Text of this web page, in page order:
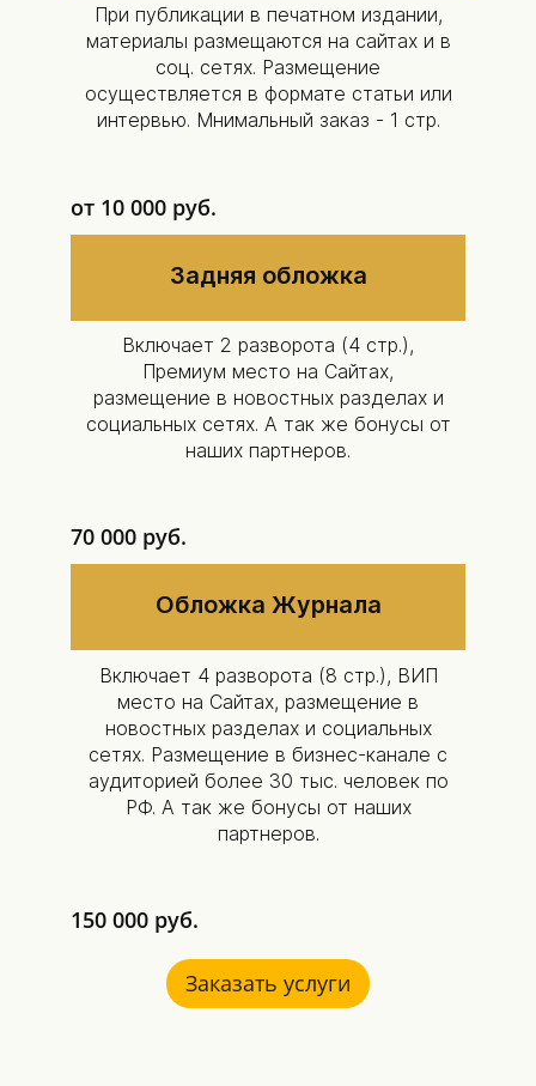
При публикации в печатном издании,
материалы размещаются на сайтах и в
соц. сетях. Размещение
осуществляется в формате статьи или
интервью. Мнимальный заказ - 1 стр.
от 10 000 руб.
Задняя обложка
Включает 2 разворота (4 стр.),
Премиум место на Сайтах,
размещение в новостных разделах и
социальных сетях. А так же бонусы от
наших партнеров.
70 000 руб.
Обложка Журнала
Включает 4 разворота (8 стр.), ВИП
место на Сайтах, размещение в
новостных разделах и социальных
сетях. Размещение в бизнес-канале с
аудиторией более 30 тыс. человек по
РФ. А так же бонусы от наших
партнеров.
150 000 руб.
Заказать услуги